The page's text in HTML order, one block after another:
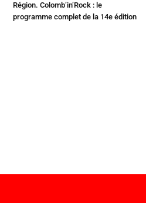
Région. Colomb’in’Rock : le
programme complet de la 14e édition